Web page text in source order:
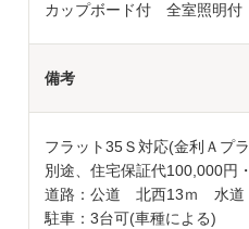
カップボード付 全室照明付
備考
フラット35Ｓ対応(金利Ａプ
別途、住宅保証代100,000円
道路：公道 北西13ｍ 水道
駐車：3台可(車種による)